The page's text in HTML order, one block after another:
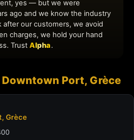
Downtown Port, Grèce
Grèce